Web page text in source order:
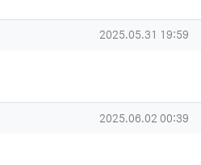
작성일
2025.05.31 19:59
작성일
2025.06.02 00:39